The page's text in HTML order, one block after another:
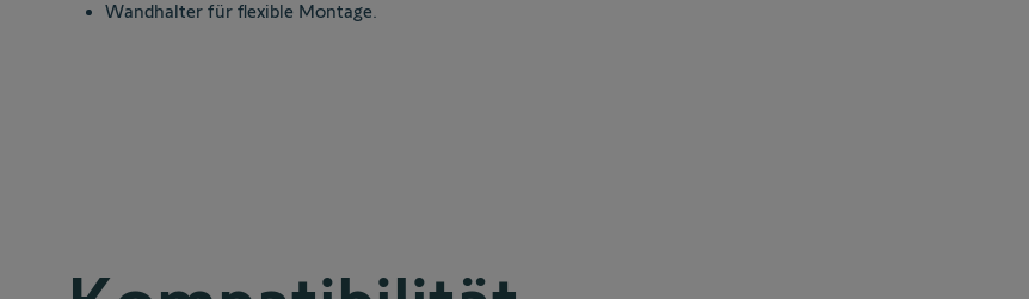
Wandhalter für flexible Montage.